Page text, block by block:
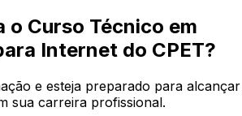
o Curso Técnico em
Internet do CPET?
e esteja preparado para alcançar
sua carreira profissional.